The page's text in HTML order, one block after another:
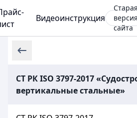
Видеоинструкция
версия
сайта
СТ РК ISO 3797-2017
вертикальные стальные»